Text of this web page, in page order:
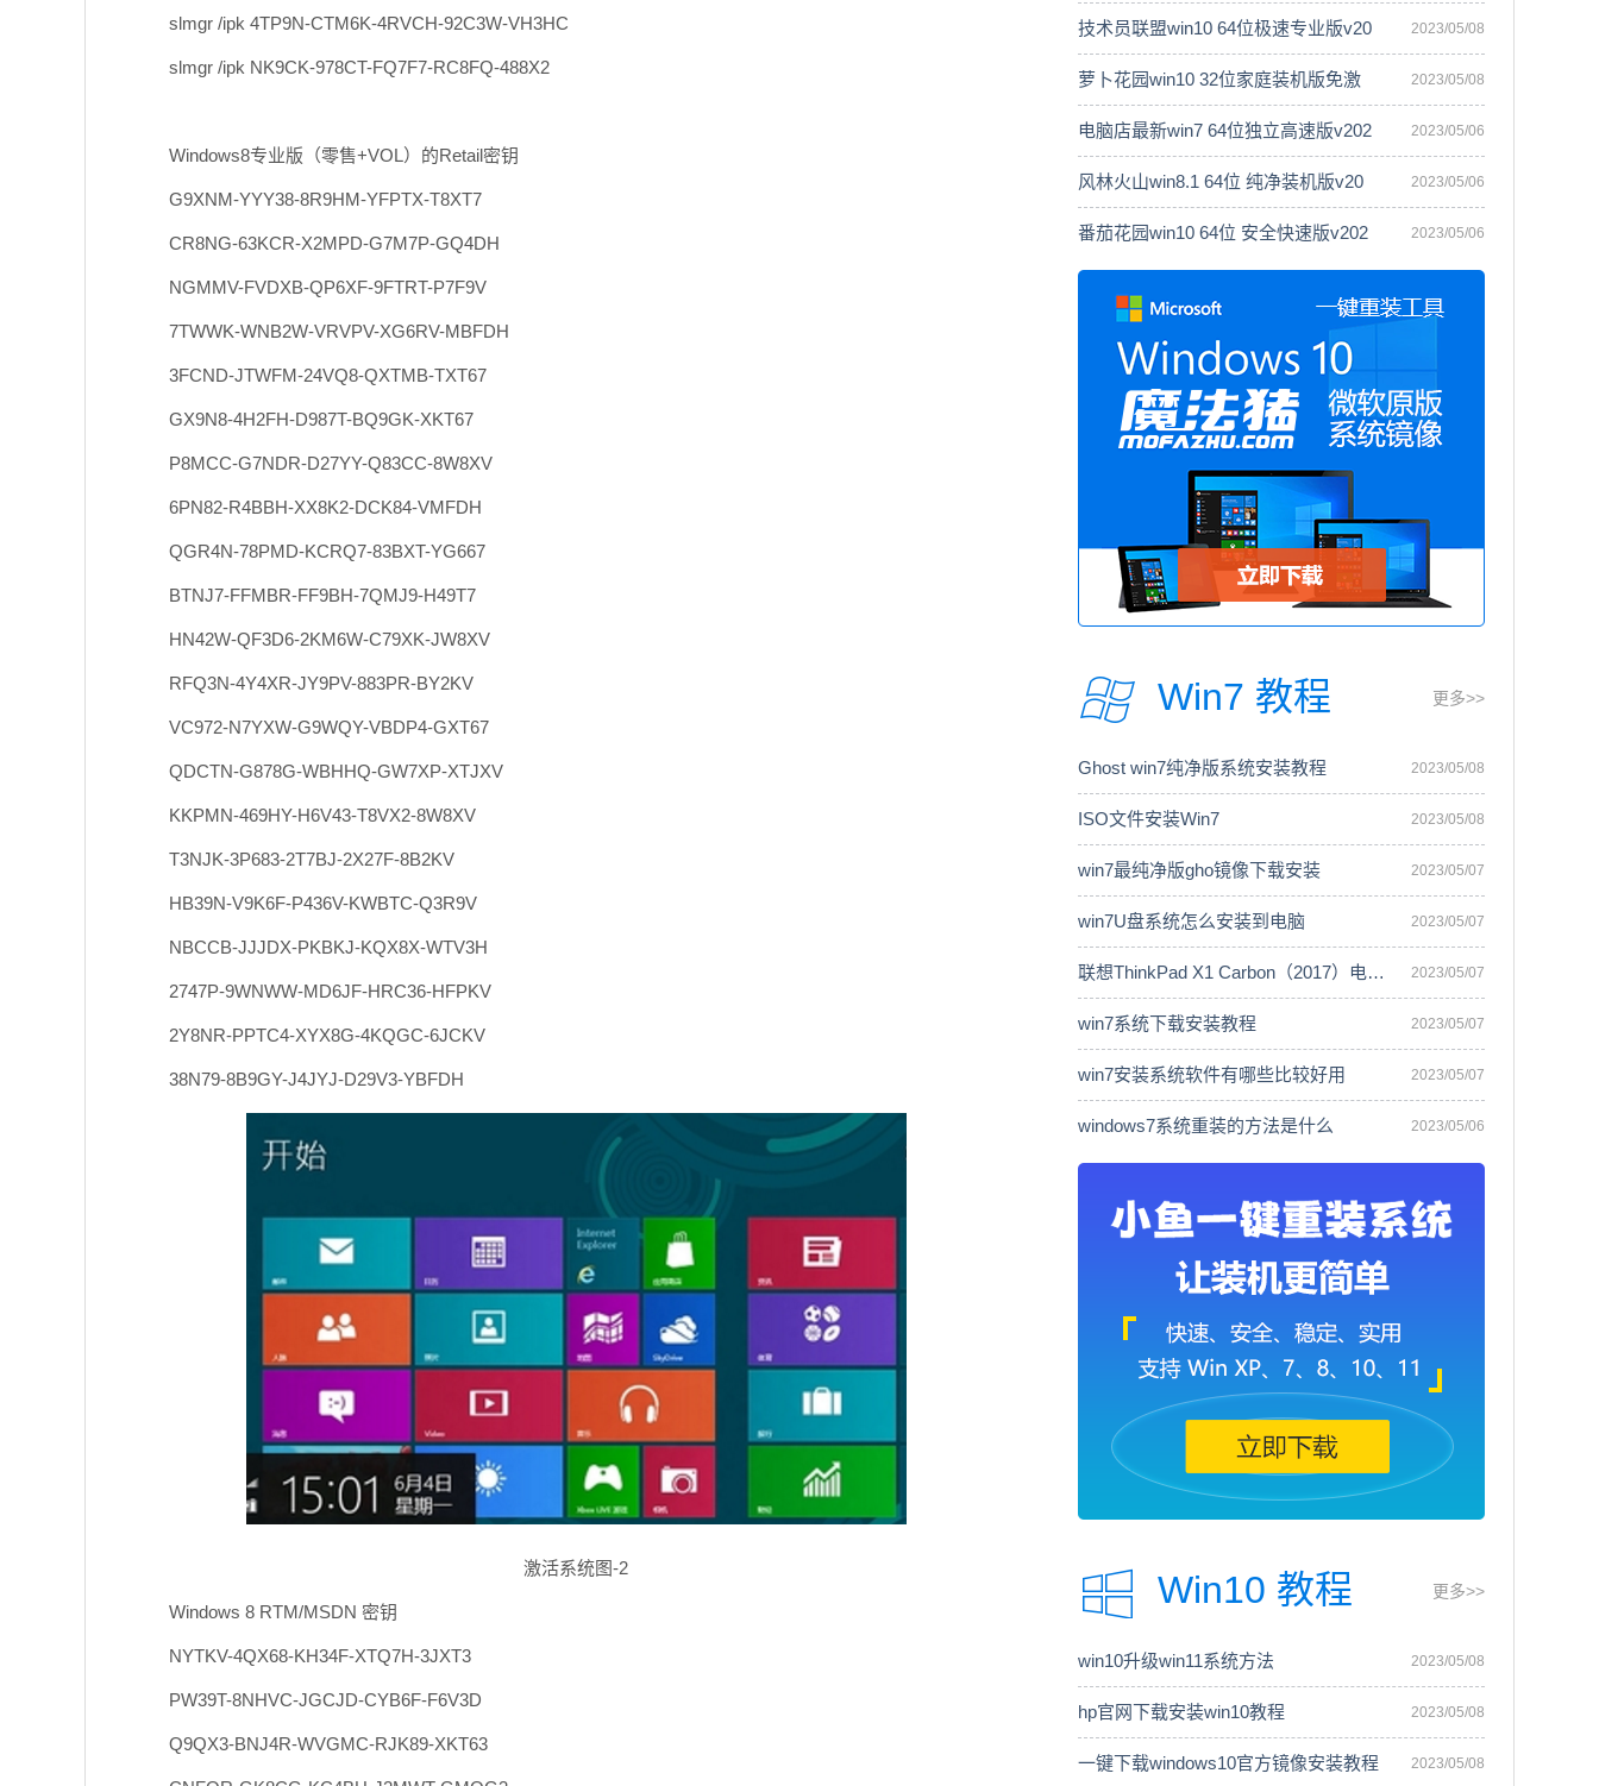
slmgr /ipk 4TP9N-CTM6K-4RVCH-92C3W-VH3HC
slmgr /ipk NK9CK-978CT-FQ7F7-RC8FQ-488X2
Windows8专业版（零售+VOL）的Retail密钥
G9XNM-YYY38-8R9HM-YFPTX-T8XT7
CR8NG-63KCR-X2MPD-G7M7P-GQ4DH
NGMMV-FVDXB-QP6XF-9FTRT-P7F9V
7TWWK-WNB2W-VRVPV-XG6RV-MBFDH
3FCND-JTWFM-24VQ8-QXTMB-TXT67
GX9N8-4H2FH-D987T-BQ9GK-XKT67
P8MCC-G7NDR-D27YY-Q83CC-8W8XV
6PN82-R4BBH-XX8K2-DCK84-VMFDH
QGR4N-78PMD-KCRQ7-83BXT-YG667
BTNJ7-FFMBR-FF9BH-7QMJ9-H49T7
HN42W-QF3D6-2KM6W-C79XK-JW8XV
RFQ3N-4Y4XR-JY9PV-883PR-BY2KV
VC972-N7YXW-G9WQY-VBDP4-GXT67
QDCTN-G878G-WBHHQ-GW7XP-XTJXV
KKPMN-469HY-H6V43-T8VX2-8W8XV
T3NJK-3P683-2T7BJ-2X27F-8B2KV
HB39N-V9K6F-P436V-KWBTC-Q3R9V
NBCCB-JJJDX-PKBKJ-KQX8X-WTV3H
2747P-9WNWW-MD6JF-HRC36-HFPKV
2Y8NR-PPTC4-XYX8G-4KQGC-6JCKV
38N79-8B9GY-J4JYJ-D29V3-YBFDH
激活系统图-2
Windows 8 RTM/MSDN 密钥
NYTKV-4QX68-KH34F-XTQ7H-3JXT3
PW39T-8NHVC-JGCJD-CYB6F-F6V3D
Q9QX3-BNJ4R-WVGMC-RJK89-XKT63
技术员联盟win10 64位极速专业版v20 2023/05/08
萝卜花园win10 32位家庭装机版免激 2023/05/08
电脑店最新win7 64位独立高速版v202 2023/05/06
风林火山win8.1 64位 纯净装机版v20 2023/05/06
番茄花园win10 64位 安全快速版v202 2023/05/06
Win7 教程 更多>>
Ghost win7纯净版系统安装教程 2023/05/08
ISO文件安装Win7 2023/05/08
win7最纯净版gho镜像下载安装 2023/05/07
win7U盘系统怎么安装到电脑 2023/05/07
联想ThinkPad X1 Carbon（2017）电脑安 2023/05/07
win7系统下载安装教程 2023/05/07
win7安装系统软件有哪些比较好用 2023/05/07
windows7系统重装的方法是什么 2023/05/06
Win10 教程 更多>>
win10升级win11系统方法 2023/05/08
hp官网下载安装win10教程 2023/05/08
一键下载windows10官方镜像安装教程 2023/05/08